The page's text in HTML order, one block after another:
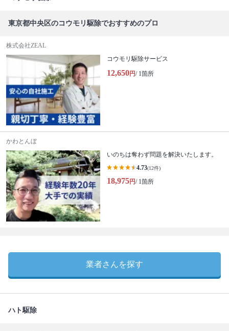
東京都中央区のコウモリ駆除でおすすめのプロ
株式会社ZEAL
コウモリ駆除サービス
12,650円/ 1箇所
かわとんぼ
いのちは奪わず問題を解決いたします。
4.73(12件)
18,975円/ 1箇所
業者さんを探す
ハト駆除